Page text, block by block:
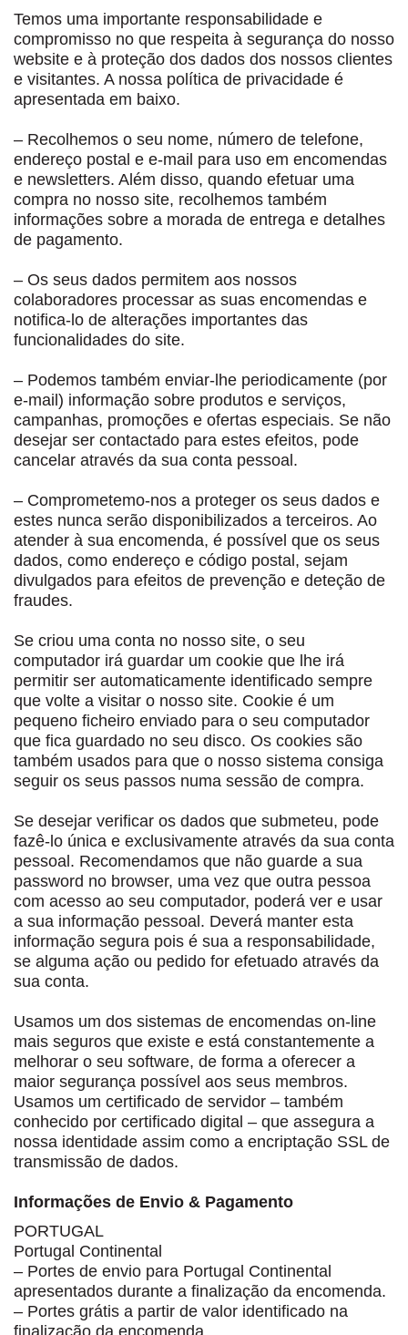
Temos uma importante responsabilidade e
compromisso no que respeita à segurança do nosso
website e à proteção dos dados dos nossos clientes
e visitantes. A nossa política de privacidade é
apresentada em baixo.
– Recolhemos o seu nome, número de telefone,
endereço postal e e-mail para uso em encomendas
e newsletters. Além disso, quando efetuar uma
compra no nosso site, recolhemos também
informações sobre a morada de entrega e detalhes
de pagamento.
– Os seus dados permitem aos nossos
colaboradores processar as suas encomendas e
notifica-lo de alterações importantes das
funcionalidades do site.
– Podemos também enviar-lhe periodicamente (por
e-mail) informação sobre produtos e serviços,
campanhas, promoções e ofertas especiais. Se não
desejar ser contactado para estes efeitos, pode
cancelar através da sua conta pessoal.
– Comprometemo-nos a proteger os seus dados e
estes nunca serão disponibilizados a terceiros. Ao
atender à sua encomenda, é possível que os seus
dados, como endereço e código postal, sejam
divulgados para efeitos de prevenção e deteção de
fraudes.
Se criou uma conta no nosso site, o seu
computador irá guardar um cookie que lhe irá
permitir ser automaticamente identificado sempre
que volte a visitar o nosso site. Cookie é um
pequeno ficheiro enviado para o seu computador
que fica guardado no seu disco. Os cookies são
também usados para que o nosso sistema consiga
seguir os seus passos numa sessão de compra.
Se desejar verificar os dados que submeteu, pode
fazê-lo única e exclusivamente através da sua conta
pessoal. Recomendamos que não guarde a sua
password no browser, uma vez que outra pessoa
com acesso ao seu computador, poderá ver e usar
a sua informação pessoal. Deverá manter esta
informação segura pois é sua a responsabilidade,
se alguma ação ou pedido for efetuado através da
sua conta.
Usamos um dos sistemas de encomendas on-line
mais seguros que existe e está constantemente a
melhorar o seu software, de forma a oferecer a
maior segurança possível aos seus membros.
Usamos um certificado de servidor – também
conhecido por certificado digital – que assegura a
nossa identidade assim como a encriptação SSL de
transmissão de dados.
Informações de Envio & Pagamento
PORTUGAL
Portugal Continental
– Portes de envio para Portugal Continental
apresentados durante a finalização da encomenda.
– Portes grátis a partir de valor identificado na
finalização da encomenda.